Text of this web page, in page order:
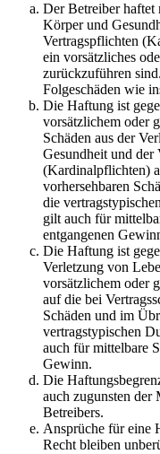
Der Betreiber haftet
Körper und
Vertragspflichten
ein vorsätzliches
zurückzuführen
Folgeschäden wie
Die Haftung ist
vorsätzlichem oder
Schäden aus der
Gesundheit und der
(Kardinalpflichten)
vorhersehbaren
die
gilt auch für
entgangenen
Die Haftung ist
Verletzung von
vorsätzlichem oder
auf die bei
Schäden und im
vertragstypischen
auch für mittelbare
Gewinn.
Die
auch zugunsten der
Betreibers.
Ansprüche für eine
Recht bleiben